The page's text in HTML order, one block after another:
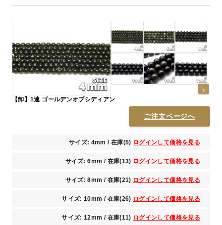
【卸】1連 ゴールデンオブシディアン
ご注文ページへ
サイズ: 4mm / 在庫(5) ログインして価格を見る
サイズ: 6mm / 在庫(13) ログインして価格を見る
サイズ: 8mm / 在庫(21) ログインして価格を見る
サイズ: 10mm / 在庫(26) ログインして価格を見る
サイズ: 12mm / 在庫(11) ログインして価格を見る